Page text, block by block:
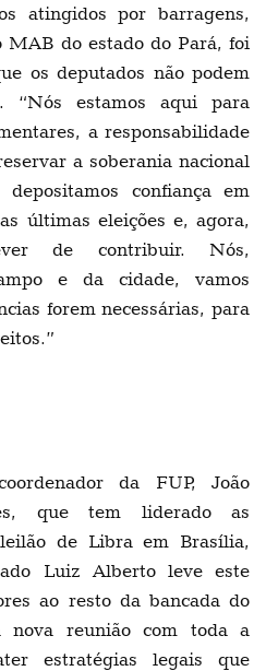
atingidos por barragens,
do estado do Pará, foi
os deputados não podem
“Nós estamos aqui para
a responsabilidade
a soberania nacional
confiança em
últimas eleições e, agora,
de contribuir. Nós,
e da cidade, vamos
forem necessárias, para
pleito dos trabalhadores ao
PT, e solicitou uma nova
bancada, para debater
possam pressionar ainda
o leilão seja suspenso.
uma jornada de luta que
para que alcancemos